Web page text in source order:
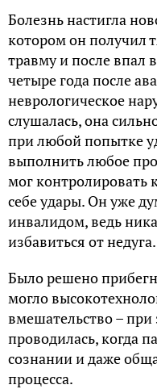
Болезнь настигла
котором он получил
травму и после впал
четыре года после
неврологическое
слушалась, она
при любой попытке
выполнить любое
мог контролировать
себе удары. Он уже
инвалидом, ведь
избавиться от недуга.
Было решено
могло
вмешательство –
проводилась, когда
сознании и даже
процесса.